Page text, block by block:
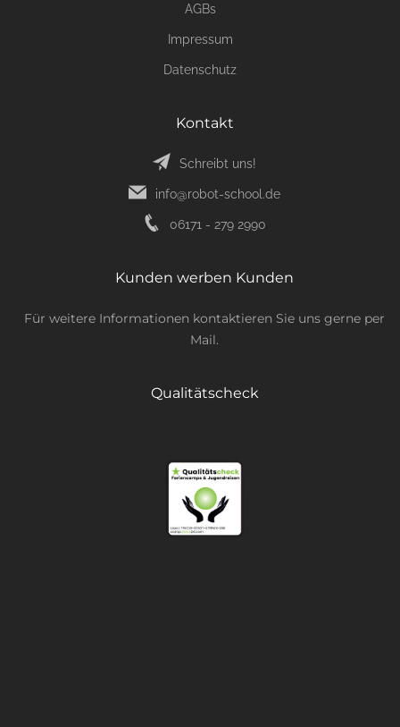
AGBs
Impressum
Datenschutz
Kontakt
Schreibt uns!
info@robot-school.de
06171 - 279 2990
Kunden werben Kunden
Für weitere Informationen kontaktieren Sie uns gerne per
Mail.
Qualitätscheck